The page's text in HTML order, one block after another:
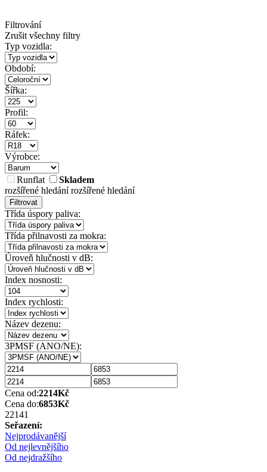
Filtrování
Zrušit všechny filtry
Typ vozidla:
Období:
Šířka:
Profil:
Ráfek:
Výrobce:
Runflat
Skladem
rozšířené hledánírozšířené hledání
Filtrovat
Třída úspory paliva:
Třída přilnavosti za mokra:
Úroveň hlučnosti v dB:
Index nosnosti:
Index rychlosti:
Název dezenu:
3PMSF (ANO/NE):
Cena od:2214Kč
Cena do:6853Kč
22141
Seřazení:
Nejprodávanější
Od nejlevnějšího
Od nejdražšího